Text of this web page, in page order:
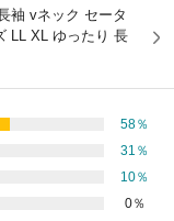
袖 vネック セータ
LL XL ゆったり 長
58％
31 ％
10％
0％
すべて